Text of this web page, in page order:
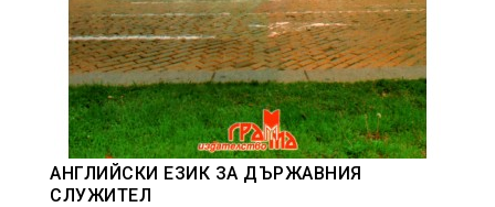
АНГЛИЙСКИ ЕЗИК ЗА ДЪРЖАВНИЯ
СЛУЖИТЕЛ